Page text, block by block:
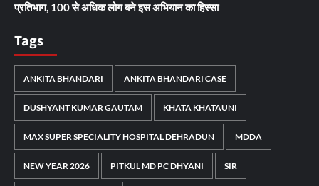
प्रतिभाग, 100 से अधिक लोग बने इस अभियान का हिस्सा
Tags
ANKITA BHANDARI ANKITA BHANDARI CASE
DUSHYANT KUMAR GAUTAM KHATA KHATAUNI
MAX SUPER SPECIALITY HOSPITAL DEHRADUN MDDA
NEW YEAR 2026 PITKUL MD PC DHYANI SIR